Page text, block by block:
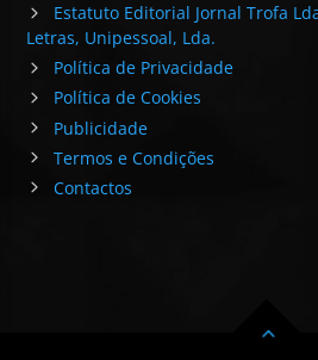
Estatuto Editorial Jornal Trofa
Letras, Unipessoal, Lda.
Política de Privacidade
Política de Cookies
Publicidade
Termos e Condições
Contactos